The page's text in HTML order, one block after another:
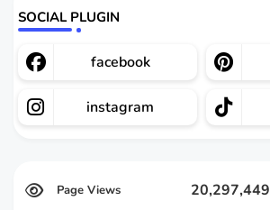
SOCIAL PLUGIN
facebook
instagram
20,297,449